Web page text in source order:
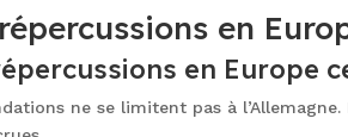
en
en Europe
ne se limitent pas à